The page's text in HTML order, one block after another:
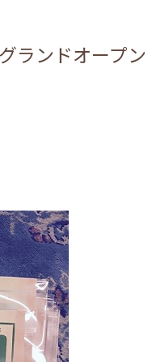
ランドオープン